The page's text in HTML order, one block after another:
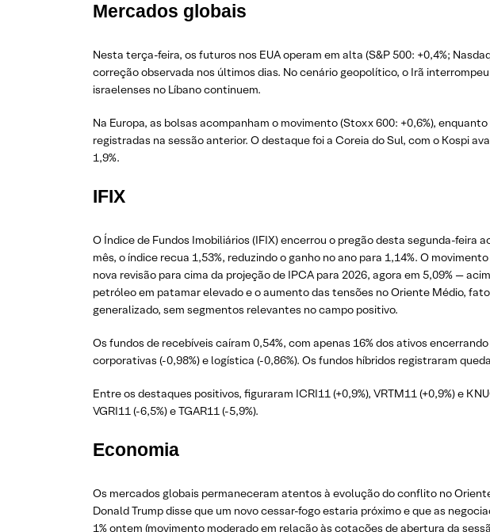
Mercados globais
Nesta terça-feira, os futuros nos EUA operam em alta (S&P 500: +0,4%;
correção observada nos últimos dias. No cenário geopolítico, o Irã
israelenses no Líbano continuem.
Na Europa, as bolsas acompanham o movimento (Stoxx 600: +0,6%),
registradas na sessão anterior. O destaque foi a Coreia do Sul, com o Kospi
1,9%.
IFIX
O Índice de Fundos Imobiliários (IFIX) encerrou o pregão desta segunda-feira
mês, o índice recua 1,53%, reduzindo o ganho no ano para 1,14%. O
nova revisão para cima da projeção de IPCA para 2026, agora em 5,09% —
petróleo em patamar elevado e o aumento das tensões no Oriente Médio,
generalizado, sem segmentos relevantes no campo positivo.
Os fundos de recebíveis caíram 0,54%, com apenas 16% dos ativos
corporativas (-0,98%) e logística (-0,86%). Os fundos híbridos registraram
Entre os destaques positivos, figuraram ICRI11 (+0,9%), VRTM11 (+0,9%) e
VGRI11 (-6,5%) e TGAR11 (-5,9%).
Economia
Os mercados globais permaneceram atentos à evolução do conflito no
Donald Trump disse que um novo cessar-fogo estaria próximo e que as
1% ontem (movimento moderado em relação às cotações de abertura da